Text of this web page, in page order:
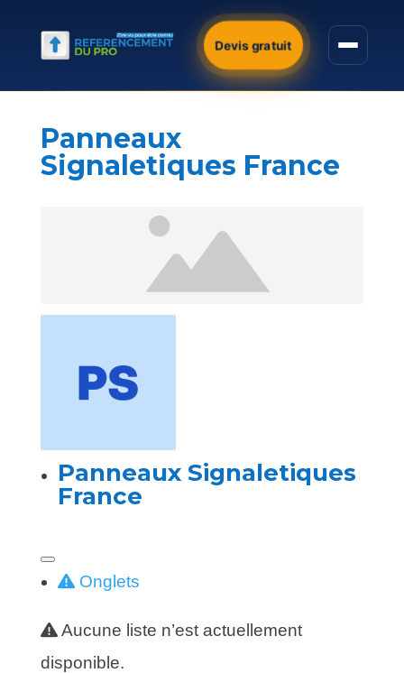
Devis gratuit
Panneaux
Signaletiques France
Panneaux Signaletiques
France
Onglets
Aucune liste n’est actuellement
disponible.